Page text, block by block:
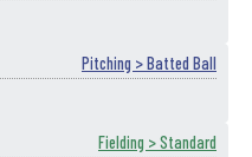
Pitching > Batted Ball
Fielding > Standard